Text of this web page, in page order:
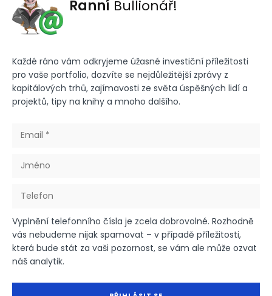
Ranní Bullionář!
Každé ráno vám odkryjeme úžasné investiční příležitosti
pro vaše portfolio, dozvíte se nejdůležitější zprávy z
kapitálových trhů, zajímavosti ze světa úspěšných lidí a
projektů, tipy na knihy a mnoho dalšího.
Vyplnění telefonního čísla je zcela dobrovolné. Rozhodně
vás nebudeme nijak spamovat – v případě příležitosti,
která bude stát za vaši pozornost, se vám ale může ozvat
náš analytik.